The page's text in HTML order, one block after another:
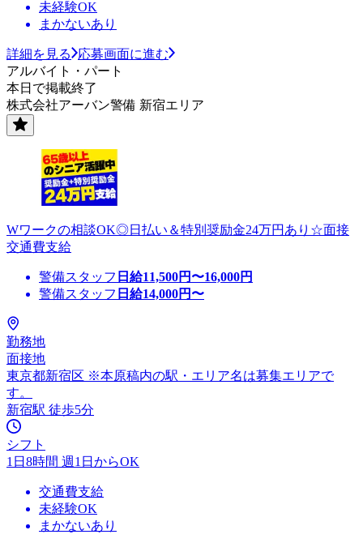
未経験OK
まかないあり
詳細を見る
応募画面に進む
アルバイト・パート
本日で掲載終了
株式会社アーバン警備 新宿エリア
Wワークの相談OK◎日払い＆特別奨励金24万円あり☆面接
交通費支給
警備スタッフ 日給11,500円〜16,000円
警備スタッフ 日給14,000円〜
勤務地
面接地
東京都新宿区 ※本原稿内の駅・エリア名は募集エリアで
す。
新宿駅 徒歩5分
シフト
1日8時間 週1日からOK
交通費支給
未経験OK
まかないあり